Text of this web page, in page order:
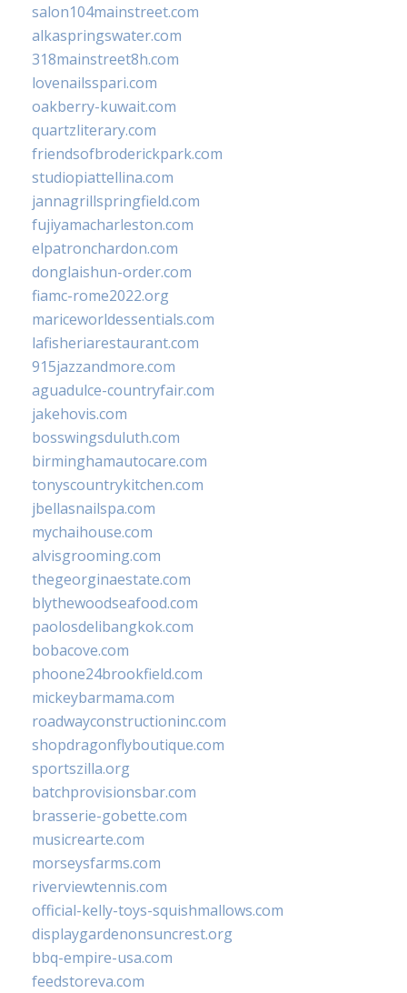
salon104mainstreet.com
alkaspringswater.com
318mainstreet8h.com
lovenailsspari.com
oakberry-kuwait.com
quartzliterary.com
friendsofbroderickpark.com
studiopiattellina.com
jannagrillspringfield.com
fujiyamacharleston.com
elpatronchardon.com
donglaishun-order.com
fiamc-rome2022.org
mariceworldessentials.com
lafisheriarestaurant.com
915jazzandmore.com
aguadulce-countryfair.com
jakehovis.com
bosswingsduluth.com
birminghamautocare.com
tonyscountrykitchen.com
jbellasnailspa.com
mychaihouse.com
alvisgrooming.com
thegeorginaestate.com
blythewoodseafood.com
paolosdelibangkok.com
bobacove.com
phoone24brookfield.com
mickeybarmama.com
roadwayconstructioninc.com
shopdragonflyboutique.com
sportszilla.org
batchprovisionsbar.com
brasserie-gobette.com
musicrearte.com
morseysfarms.com
riverviewtennis.com
official-kelly-toys-squishmallows.com
displaygardenonsuncrest.org
bbq-empire-usa.com
feedstoreva.com